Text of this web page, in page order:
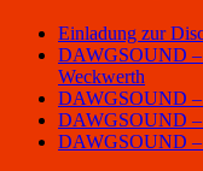
Einladung zur
DAWGSOUND –
Weckwerth
DAWGSOUND –
DAWGSOUND –
DAWGSOUND –